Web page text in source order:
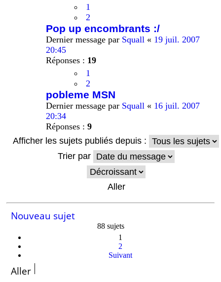
1
2
Pop up encombrants :/
Dernier message par Squall « 19 juil. 2007
20:45
Réponses : 19
1
2
pobleme MSN
Dernier message par Squall « 16 juil. 2007
20:34
Réponses : 9
Afficher les sujets publiés depuis :
Trier par
Nouveau sujet
88 sujets
1
2
Suivant
Aller